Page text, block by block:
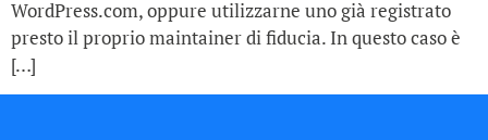
WordPress.com, oppure utilizzarne uno già registrato
presto il proprio maintainer di fiducia. In questo caso è
[…]